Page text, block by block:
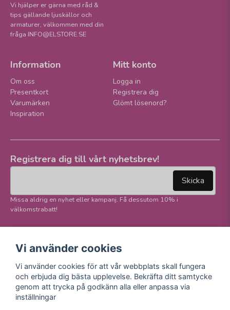
Vi hjälper er gärna med råd &
tips gällande ljuskällor och
armaturer, välkommen med din
fråga INFO@ELSTORE.SE
Information
Om oss
Presentkort
Varumärken
Inspiration
Mitt konto
Logga in
Registrera dig
Glömt lösenord?
Registrera dig till vårt nyhetsbrev!
Skicka
Missa aldrig en nyhet eller kampanj. Få dessutom 10% i
välkomstrabatt!
sociala medier!
Facebook
Instagram
Youtube
E-handel
Vi använder cookies
Vi använder cookies för att vår webbplats skall fungera
och erbjuda dig bästa upplevelse. Bekräfta ditt samtycke
genom att trycka på godkänn alla eller anpassa via
inställningar